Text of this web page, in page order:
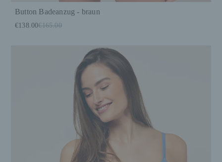
Button Badeanzug - braun
€138.00€165.00